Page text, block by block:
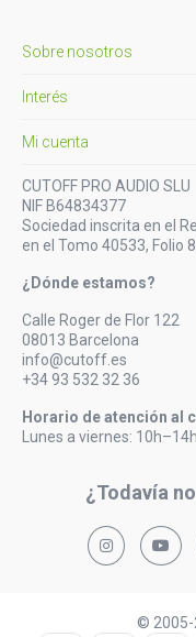
Sobre nosotros
Interés
Mi cuenta
CUTOFF PRO AUDIO SLU
NIF B64834377
Sociedad inscrita en el
en el Tomo 40533, Folio
¿Dónde estamos?
Calle Roger de Flor 122
08013 Barcelona
info@cutoff.es
+34 93 532 32 36
Horario de atención al
Lunes a viernes:
¿Todavía
© 2005-